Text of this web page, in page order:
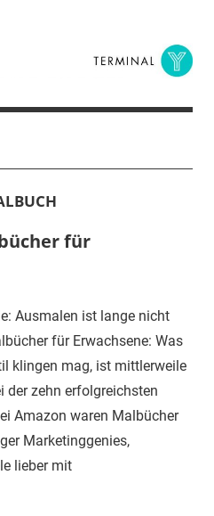
für
Ausmalen ist lange nicht
für Erwachsene: Was
klingen mag, ist mittlerweile
der zehn erfolgreichsten
Amazon waren Malbücher
Marketinggenies,
lieber mit